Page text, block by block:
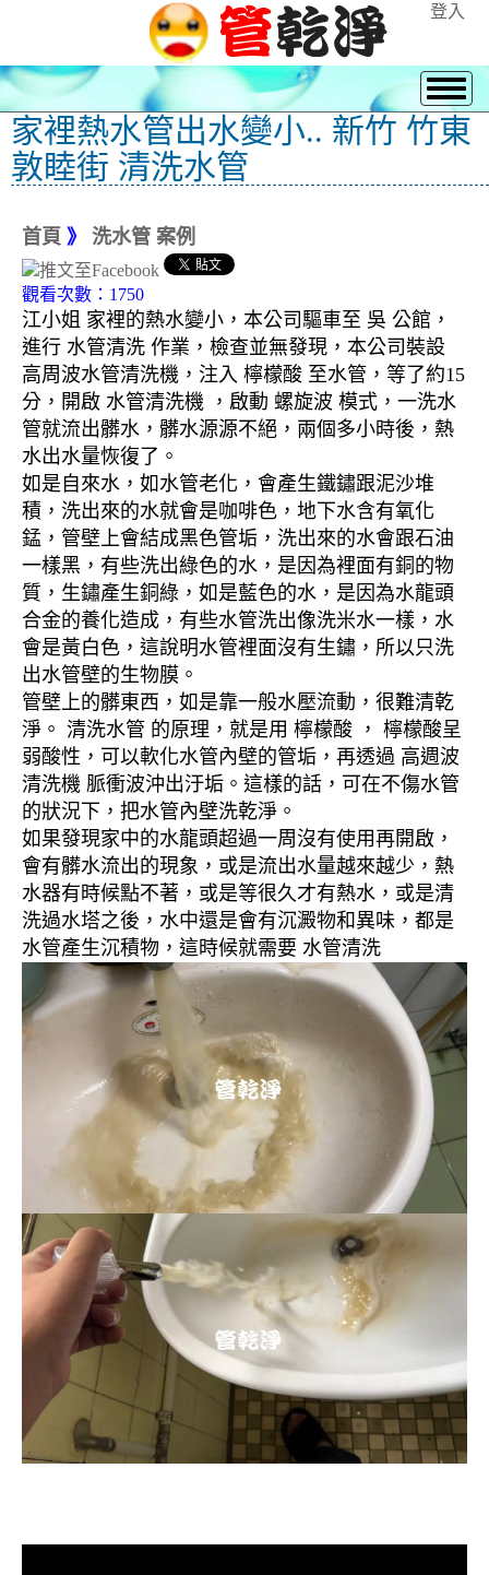
登入
家裡熱水管出水變小.. 新竹 竹東
敦睦街 清洗水管
首頁 》 洗水管 案例
觀看次數：1750
江小姐 家裡的熱水變小，本公司驅車至 吳 公館，
進行 水管清洗 作業，檢查並無發現，本公司裝設
高周波水管清洗機，注入 檸檬酸 至水管，等了約15
分，開啟 水管清洗機 ，啟動 螺旋波 模式，一洗水
管就流出髒水，髒水源源不絕，兩個多小時後，熱
水出水量恢復了。
如是自來水，如水管老化，會產生鐵鏽跟泥沙堆
積，洗出來的水就會是咖啡色，地下水含有氧化
錳，管壁上會結成黑色管垢，洗出來的水會跟石油
一樣黑，有些洗出綠色的水，是因為裡面有銅的物
質，生鏽產生銅綠，如是藍色的水，是因為水龍頭
合金的養化造成，有些水管洗出像洗米水一樣，水
會是黃白色，這說明水管裡面沒有生鏽，所以只洗
出水管壁的生物膜。
管壁上的髒東西，如是靠一般水壓流動，很難清乾
淨。 清洗水管 的原理，就是用 檸檬酸 ， 檸檬酸呈
弱酸性，可以軟化水管內壁的管垢，再透過 高週波
清洗機 脈衝波沖出汙垢。這樣的話，可在不傷水管
的狀況下，把水管內壁洗乾淨。
如果發現家中的水龍頭超過一周沒有使用再開啟，
會有髒水流出的現象，或是流出水量越來越少，熱
水器有時候點不著，或是等很久才有熱水，或是清
洗過水塔之後，水中還是會有沉澱物和異味，都是
水管產生沉積物，這時候就需要 水管清洗